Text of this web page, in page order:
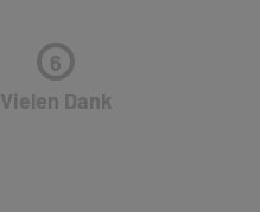
6
Vielen Dank